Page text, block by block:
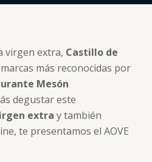
virgen extra, Castillo de
más reconocidas por
Mesón
degustar este
extra y también
te presentamos el AOVE